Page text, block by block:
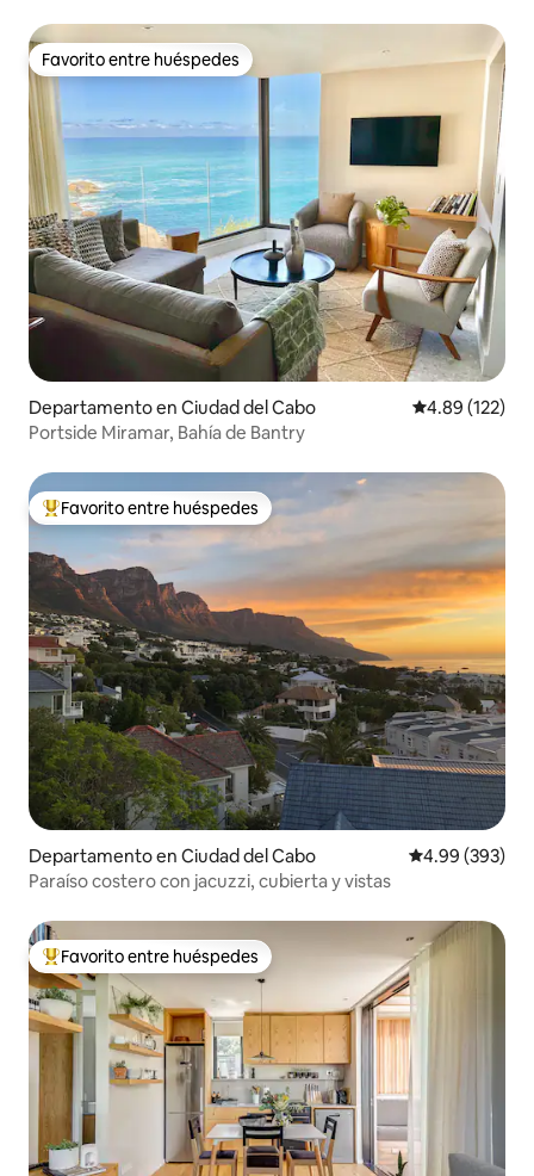
Favorito entre huéspedes
Favorito entre huéspedes
Departamento en Ciudad del Cabo Calificación
4.89 (122)
Portside Miramar, Bahía de Bantry
De los mejores en Favorito entre huéspedes
Favorito entre huéspedes
Departamento en Ciudad del Cabo Calificación
4.99 (393)
Paraíso costero con jacuzzi, cubierta y vistas
De los mejores en Favorito entre huéspedes
Favorito entre huéspedes